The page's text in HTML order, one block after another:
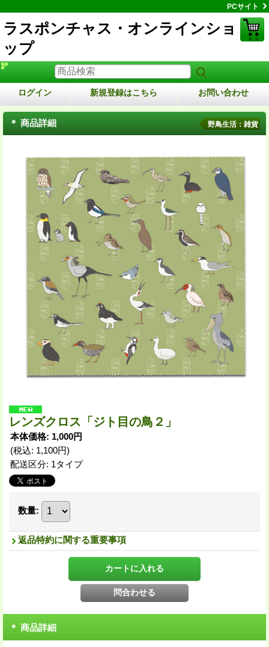
PCサイト
ラスポンチャス・オンラインショ
ップ
ログイン 新規登録はこちら お問い合わせ
＊ 商品詳細 野鳥生活：雑貨
レンズクロス「ジト目の鳥２」
本体価格: 1,000円
(税込: 1,100円)
配送区分: 1タイプ
数量:
返品特約に関する重要事項
＊ 商品詳細